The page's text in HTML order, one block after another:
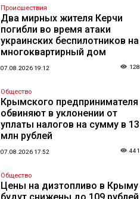
Происшествия
Два мирных жителя Керчи
погибли во время атаки
украинских беспилотников на
многоквартирный дом
07.08.2026 19:12 128
Общество
Крымского предпринимателя
обвиняют в уклонении от
уплаты налогов на сумму в 13
млн рублей
07.08.2026 17:52 441
Общество
Цены на дизтопливо в Крыму